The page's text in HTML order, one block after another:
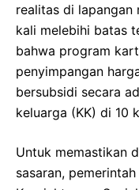
realitas di lapangan
kali melebihi batas
bahwa program
penyimpangan
bersubsidi secara
keluarga (KK) di 10
Untuk memastikan
sasaran,